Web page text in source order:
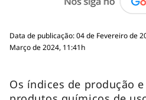
Data de publicação: 04 de Fevereiro de
Março de 2024, 11:41h
Os índices de produção